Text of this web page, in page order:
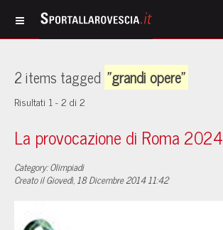
2 items tagged "grandi opere"
Risultati 1 - 2 di 2
La provocazione di Roma 2024
Category: Olimpiadi
Creato il Giovedì, 18 Dicembre 2014 11:42